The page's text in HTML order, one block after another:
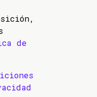
de